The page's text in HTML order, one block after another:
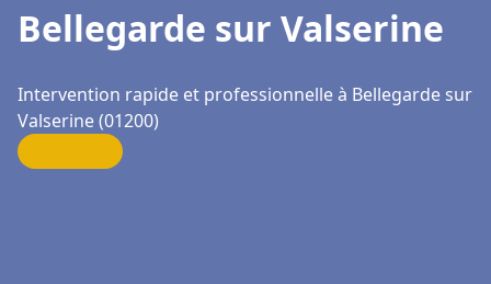
Bellegarde sur Valserine
Intervention rapide et professionnelle à Bellegarde sur
Valserine (01200)